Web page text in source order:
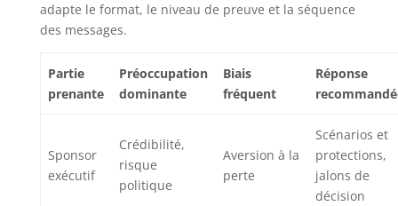
adapte le format, le niveau de preuve et la séquence
des messages.
Partie
prenante
Préoccupation
dominante
Biais
fréquent
Réponse
Sponsor
exécutif
Crédibilité,
risque
politique
Aversion à la
perte
Scénarios et
protections,
jalons de
décision